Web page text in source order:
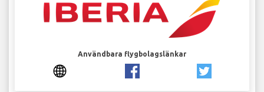
Användbara flygbolagslänkar